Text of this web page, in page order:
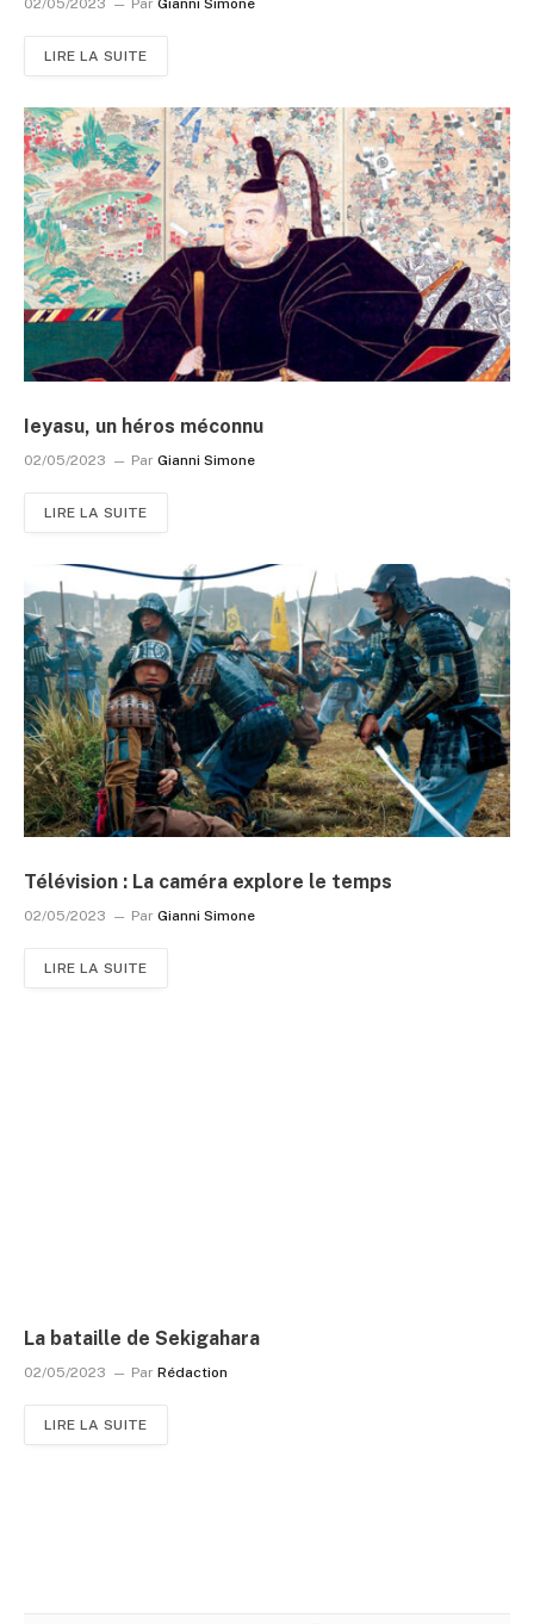
02/05/2023 Par Gianni Simone
LIRE LA SUITE
Ieyasu, un héros méconnu
02/05/2023 Par Gianni Simone
LIRE LA SUITE
Télévision : La caméra explore le temps
02/05/2023 Par Gianni Simone
LIRE LA SUITE
La bataille de Sekigahara
02/05/2023 Par Rédaction
LIRE LA SUITE